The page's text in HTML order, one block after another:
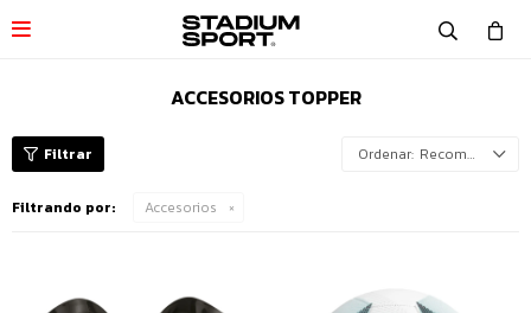

ACCESORIOS TOPPER
Recomendados
Filtrando por: Accesorios